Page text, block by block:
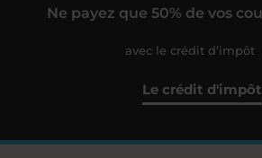
Ne payez que 50% de vos
avec le crédit d’impôt
Le crédit d'impôt